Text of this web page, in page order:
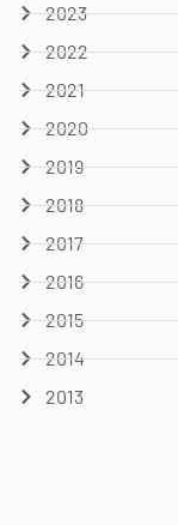
2023
2022
2021
2020
2019
2018
2017
2016
2015
2014
2013